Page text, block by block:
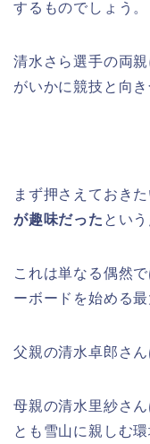
するものでしょう。
清水さら選手の両
がいかに競技と向
まず押さえておきた
が趣味だった という
これは単なる偶然
ーボードを始める
父親の清水卓郎さ
母親の清水里紗さ
とも雪山に親しむ